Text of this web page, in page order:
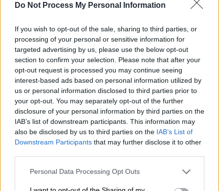
Do Not Process My Personal Information
If you wish to opt-out of the sale, sharing to third parties, or
processing of your personal or sensitive information for
targeted advertising by us, please use the below opt-out
section to confirm your selection. Please note that after your
opt-out request is processed you may continue seeing
interest-based ads based on personal information utilized by
us or personal information disclosed to third parties prior to
your opt-out. You may separately opt-out of the further
disclosure of your personal information by third parties on the
IAB’s list of downstream participants. This information may
also be disclosed by us to third parties on the IAB’s List of
Downstream Participants that may further disclose it to other
Please note that this website/app uses one or more Google
Personal Data Processing Opt Outs
Κόσμος22.02.2019 11:03
Ανόι: Κουρέας προσφέρει κουρέματα
Όπως εξήγησε o ίδιος, η κόμμωση του Κιμ